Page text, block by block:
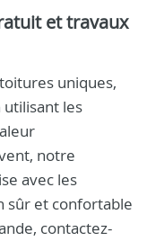
et travaux
uniques,
utilisant les
notre
avec les
sûr et confortable
contactez-